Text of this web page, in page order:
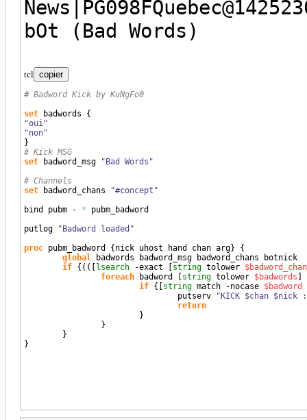
bOt (Bad Words)
tcl copier
# Badword Kick by KuNgFo0
set badwords {
"oui"
"non"
}
# Kick MSG
set badword_msg
"Bad Words"
# Channels
set badword_chans
"#concept"
bind pubm - * pubm_badword
putlog
"Badword loaded"
proc pubm_badword {nick uhost hand chan arg}
{
global badwords badword_msg badword_chans botnick
if { ( ( [lsearch -exact [string tolower
foreach badword [string tolower $badwords ]
if { [string match -nocase $badword
                                putserv
"KICK $chan $nick
return
}
}
}
}